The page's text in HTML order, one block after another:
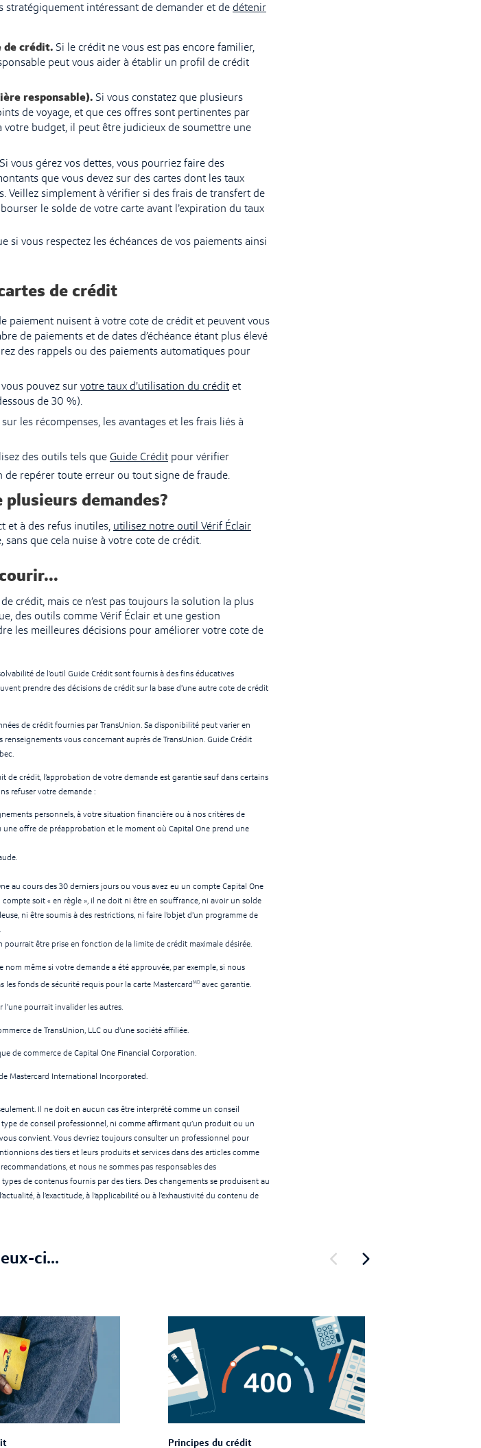
stratégiquement intéressant de demander et de détenir
de crédit. Si le crédit ne vous est pas encore familier,
peut vous aider à établir un profil de crédit
responsable). Si vous constatez que plusieurs
de voyage, et que ces offres sont pertinentes par
budget, il peut être judicieux de soumettre une
Si vous gérez vos dettes, vous pourriez faire des
que vous devez sur des cartes dont les taux
Veillez simplement à vérifier si des frais de transfert de
le solde de votre carte avant l’expiration du taux
si vous respectez les échéances de vos paiements ainsi
de crédit
paiement nuisent à votre cote de crédit et peuvent vous
de paiements et de dates d’échéance étant plus élevé
des rappels ou des paiements automatiques pour
pouvez sur votre taux d’utilisation du crédit et
de 30 %).
les récompenses, les avantages et les frais liés à
des outils tels que Guide Crédit pour vérifier
de repérer toute erreur ou tout signe de fraude.
demandes?
et à des refus inutiles, utilisez notre outil Vérif Éclair
que cela nuise à votre cote de crédit.
crédit, mais ce n’est pas toujours la solution la plus
des outils comme Vérif Éclair et une gestion
les meilleures décisions pour améliorer votre cote de
de l’outil Guide Crédit sont fournis à des fins éducatives
prendre des décisions de crédit sur la base d’une autre cote de crédit
de crédit fournies par TransUnion. Sa disponibilité peut varier en
vous concernant auprès de TransUnion. Guide Crédit
crédit, l’approbation de votre demande est garantie sauf dans certains
refuser votre demande :
personnels, à votre situation financière ou à nos critères de
offre de préapprobation et le moment où Capital One prend une
au cours des 30 derniers jours ou vous avez eu un compte Capital One
soit « en règle », il ne doit ni être en souffrance, ni avoir un solde
ni être soumis à des restrictions, ni faire l’objet d’un programme de
pourrait être prise en fonction de la limite de crédit maximale désirée.
même si votre demande a été approuvée, par exemple, si nous
les fonds de sécurité requis pour la carte Mastercard MD avec garantie.
pourrait invalider les autres.
de TransUnion, LLC ou d’une société affiliée.
de commerce de Capital One Financial Corporation.
Mastercard International Incorporated.
Il ne doit en aucun cas être interprété comme un conseil
de conseil professionnel, ni comme affirmant qu’un produit ou un
convient. Vous devriez toujours consulter un professionnel pour
des tiers et leurs produits et services dans des articles comme
et nous ne sommes pas responsables des
de contenus fournis par des tiers. Des changements se produisent au
à l’exactitude, à l’applicabilité ou à l’exhaustivité du contenu de
ci... Show previous
Principes du crédit